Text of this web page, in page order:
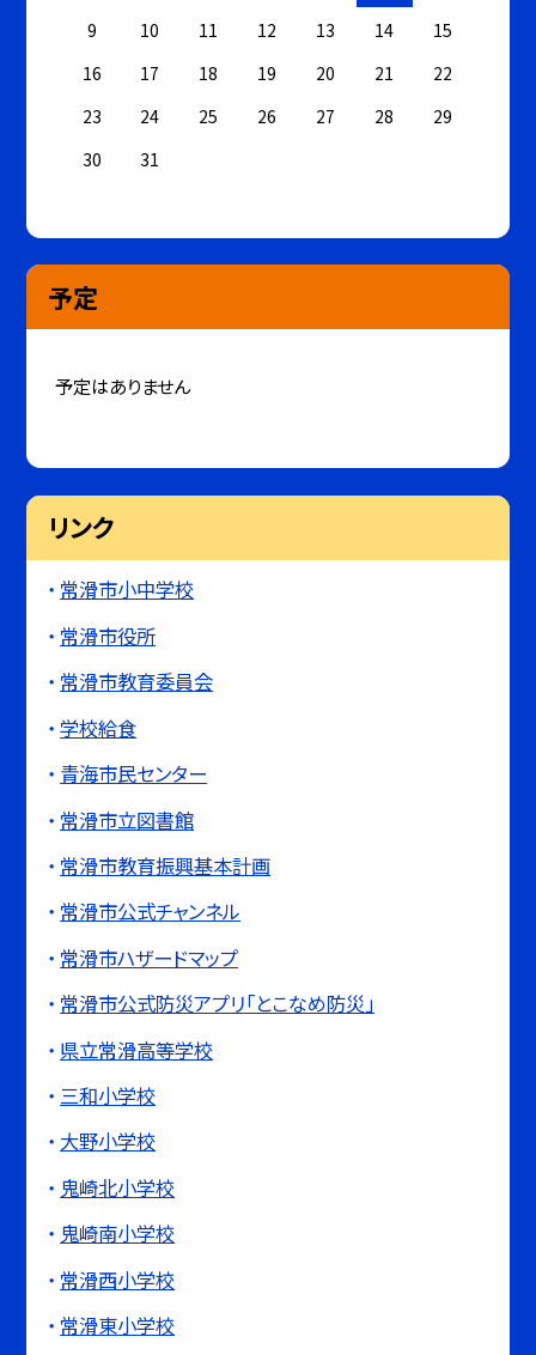
9
10 11 12 13 14
15
16
17 18 19 20 21
22
23
24 25 26 27 28
29
30
31
予定
予定はありません
リンク
常滑市小中学校
常滑市役所
常滑市教育委員会
学校給食
青海市民センター
常滑市立図書館
常滑市教育振興基本計画
常滑市公式チャンネル
常滑市ハザードマップ
常滑市公式防災アプリ「とこなめ防災」
県立常滑高等学校
三和小学校
大野小学校
鬼崎北小学校
鬼崎南小学校
常滑西小学校
常滑東小学校